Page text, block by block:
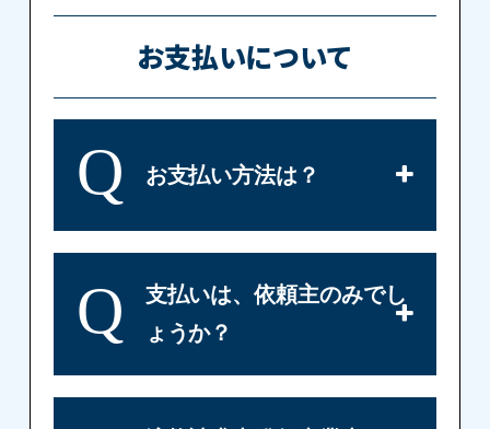
お支払いについて
Q お支払い方法は？
Q
支払いは、依頼主のみでし
ょうか？